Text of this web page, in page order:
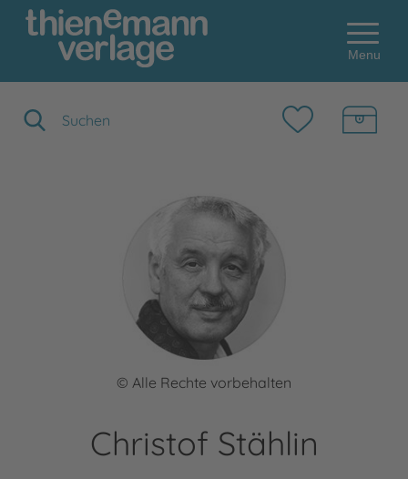
Menu
© Alle Rechte vorbehalten
Christof Stählin